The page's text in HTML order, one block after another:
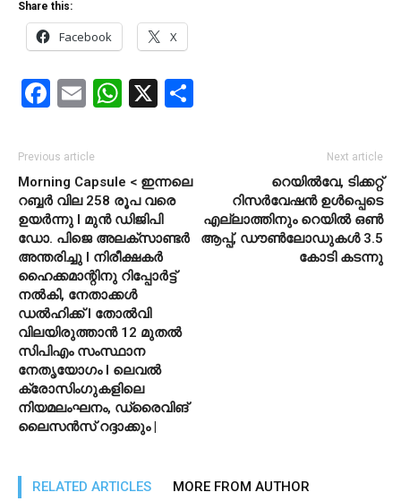
Share this:
Facebook X
Facebook
EmailWhatsApp
X
Previous article
Morning Capsule < ഇന്നലെ
റബ്ബർ വില 258 രൂപ വരെ
ഉയർന്നു I മുൻ ഡിജിപി
ഡോ. പിജെ അലക്‌സാണ്ടർ
അന്തരിച്ചു I നിരീക്ഷകർ
ഹൈക്കമാന്റിനു റിപ്പോർട്ട്
നൽകി, നേതാക്കൾ
ഡൽഹിക്ക് l തോൽവി
വിലയിരുത്താൻ 12 മുതൽ
സിപിഎം സംസ്ഥാന
നേതൃയോഗം I ലെവൽ
ക്രോസിംഗുകളിലെ
നിയമലംഘനം, ഡ്രൈവിങ്
ലൈസൻസ് റദ്ദാക്കും |
Next article
റെയിൽവേ, ടിക്കറ്റ്
റിസർവേഷൻ ഉൾപ്പെടെ
എല്ലാത്തിനും റെയിൽ ഒൺ
ആപ്പ്, ഡൗൺലോഡുകൾ 3.5
കോടി കടന്നു
RELATED ARTICLES MORE FROM AUTHOR